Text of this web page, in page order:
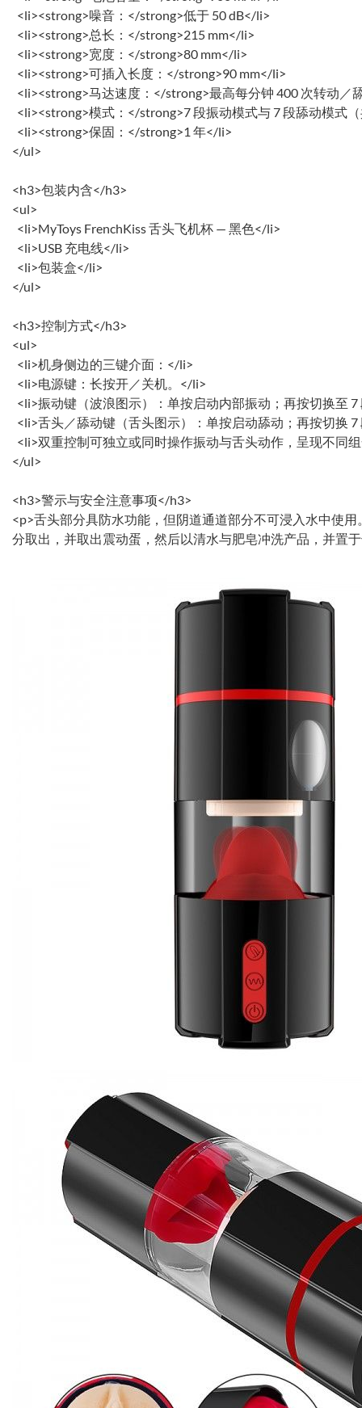
<li><strong>噪音：</strong>低于 50 dB</li>
<li><strong>总长：</strong>215 mm</li>
<li><strong>宽度：</strong>80 mm</li>
<li><strong>可插入长度：</strong>90 mm</li>
<li><strong>马达速度：</strong>最高每分钟 400 次转动／
<li><strong>模式：</strong>7 段振动模式与 7 段舔动模式
<li><strong>保固：</strong>1 年</li>
</ul>
<h3>包装内含</h3>
<ul>
<li>MyToys FrenchKiss 舌头飞机杯 — 黑色</li>
<li>USB 充电线</li>
<li>包装盒</li>
</ul>
<h3>控制方式</h3>
<ul>
<li>机身侧边的三键介面：</li>
<li>电源键：长按开／关机。</li>
<li>振动键（波浪图示）：单按启动内部振动；再按切换至
<li>舌头／舔动键（舌头图示）：单按启动舔动；再按切换
<li>双重控制可独立或同时操作振动与舌头动作，呈现不同
</ul>
<h3>警示与安全注意事项</h3>
<p>舌头部分具防水功能，但阴道通道部分不可浸入水中使
分取出，并取出震动蛋，然后以清水与肥皂冲洗产品，并置